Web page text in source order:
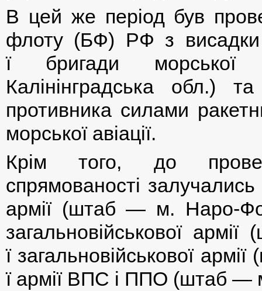
В цей же період був
флоту (БФ) РФ з висадки
ї бригади
Калінінградська обл.)
противника силами
морської авіації.
Крім того, до
спрямованості
армії (штаб — м. Наро-
загальновійськової
ї загальновійськової
ї армії ВПС і ППО (штаб —